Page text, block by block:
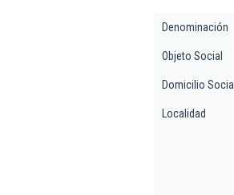
Denominación
Objeto Social
Domicilio Social
Localidad